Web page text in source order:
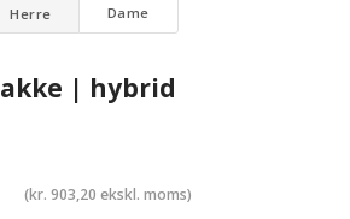
Herre Dame
| hybrid
(kr. 903,20 ekskl. moms)